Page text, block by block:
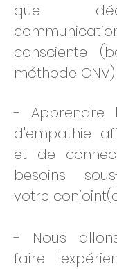
que
consciente
méthode CNV).
- Apprendre
d'empathie
et de
besoins
votre
- Nous
faire